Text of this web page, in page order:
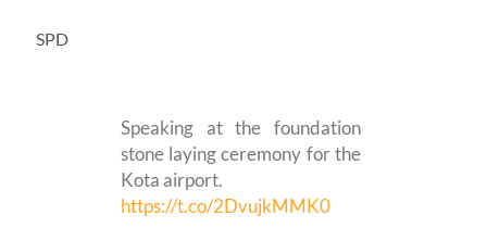
SPD
Speaking at the foundation
stone laying ceremony for the
Kota airport.
https://t.co/2DvujkMMK0